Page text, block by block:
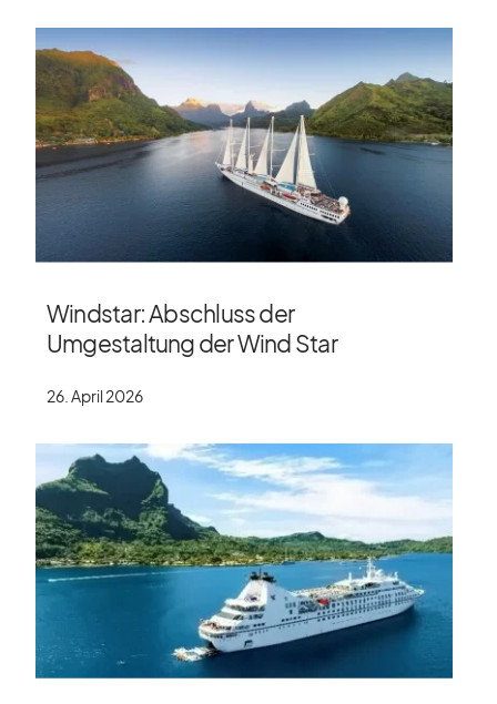
Windstar: Abschluss der
Umgestaltung der Wind Star
26. April 2026